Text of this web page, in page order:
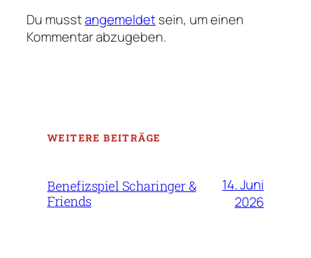
Du musstangemeldetsein, um einen
Kommentar abzugeben.
WEITERE BEITRÄGE
Benefizspiel Scharinger &
Friends
14. Juni
2026